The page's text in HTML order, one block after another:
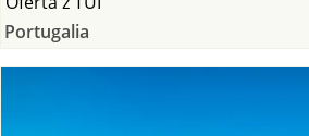
Portugalia